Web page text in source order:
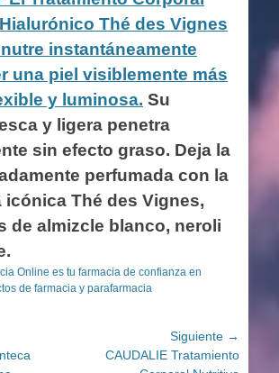
Thé des Vignes
instantáneamente
una piel visiblemente más
y luminosa. Su
y ligera penetra
sin efecto graso. Deja la
perfumada con la
icónica Thé des Vignes,
de almizcle blanco, neroli
Online es tu farmacia de confianza en
de farmacia y parafarmacia
Siguiente →
EntradaCAUDALIE Tratamiento